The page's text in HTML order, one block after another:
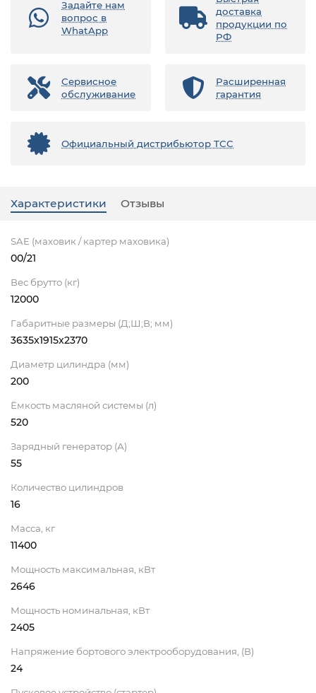
Задайте нам
вопрос в
WhatApp
доставка
продукции по
РФ
Сервисное
обслуживание
Расширенная
гарантия
Официальный дистрибьютор ТСС
Характеристики Отзывы
SAE (маховик / картер маховика)
00/21
Вес брутто (кг)
12000
Габаритные размеры (Д;Ш;В; мм)
3635x1915x2370
Диаметр цилиндра (мм)
200
Ёмкость масляной системы (л)
520
Зарядный генератор (А)
55
Количество цилиндров
16
Масса, кг
11400
Мощность максимальная, кВт
2646
Мощность номинальная, кВт
2405
Напряжение бортового электрооборудования, (В)
24